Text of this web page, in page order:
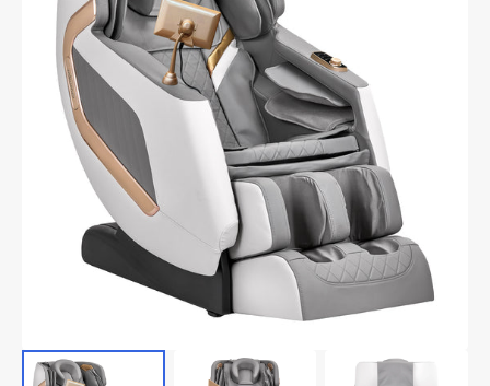
Ouvrir
1
des
supports
multimédia
dans
vue
de